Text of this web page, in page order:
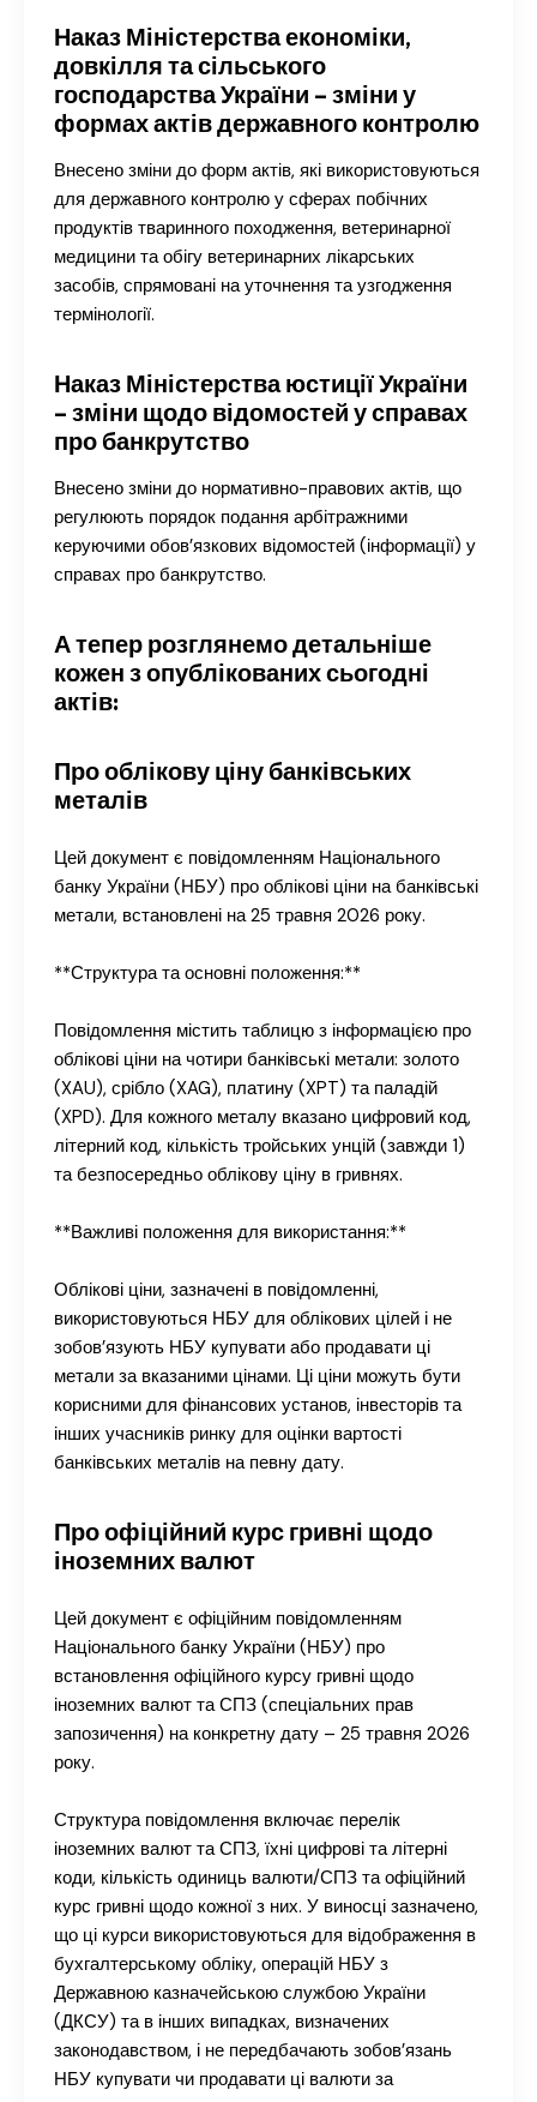
Наказ Міністерства економіки,
довкілля та сільського
господарства України – зміни у
формах актів державного контролю
Внесено зміни до форм актів, які використовуються
для державного контролю у сферах побічних
продуктів тваринного походження, ветеринарної
медицини та обігу ветеринарних лікарських
засобів, спрямовані на уточнення та узгодження
термінології.
Наказ Міністерства юстиції України
– зміни щодо відомостей у справах
про банкрутство
Внесено зміни до нормативно-правових актів, що
регулюють порядок подання арбітражними
керуючими обов’язкових відомостей (інформації) у
справах про банкрутство.
А тепер розглянемо детальніше
кожен з опублікованих сьогодні
актів:
Про облікову ціну банківських
металів
Цей документ є повідомленням Національного
банку України (НБУ) про облікові ціни на банківські
метали, встановлені на 25 травня 2026 року.
**Структура та основні положення:**
Повідомлення містить таблицю з інформацією про
облікові ціни на чотири банківські метали: золото
(XAU), срібло (XAG), платину (XPT) та паладій
(XPD). Для кожного металу вказано цифровий код,
літерний код, кількість тройських унцій (завжди 1)
та безпосередньо облікову ціну в гривнях.
**Важливі положення для використання:**
Облікові ціни, зазначені в повідомленні,
використовуються НБУ для облікових цілей і не
зобов’язують НБУ купувати або продавати ці
метали за вказаними цінами. Ці ціни можуть бути
корисними для фінансових установ, інвесторів та
інших учасників ринку для оцінки вартості
банківських металів на певну дату.
Про офіційний курс гривні щодо
іноземних валют
Цей документ є офіційним повідомленням
Національного банку України (НБУ) про
встановлення офіційного курсу гривні щодо
іноземних валют та СПЗ (спеціальних прав
запозичення) на конкретну дату – 25 травня 2026
року.
Структура повідомлення включає перелік
іноземних валют та СПЗ, їхні цифрові та літерні
коди, кількість одиниць валюти/СПЗ та офіційний
курс гривні щодо кожної з них. У виносці зазначено,
що ці курси використовуються для відображення в
бухгалтерському обліку, операцій НБУ з
Державною казначейською службою України
(ДКСУ) та в інших випадках, визначених
законодавством, і не передбачають зобов’язань
НБУ купувати чи продавати ці валюти за